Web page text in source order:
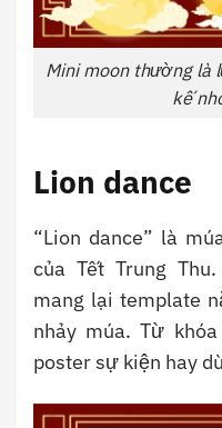
Mini moon thường là
kế
Lion dance
“Lion dance” là
của Tết Trung
mang lại template
nhảy múa. Từ
poster sự kiện hay